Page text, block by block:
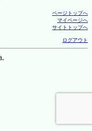
ページトップへ
マイページへ
サイトトップへ
ログアウト